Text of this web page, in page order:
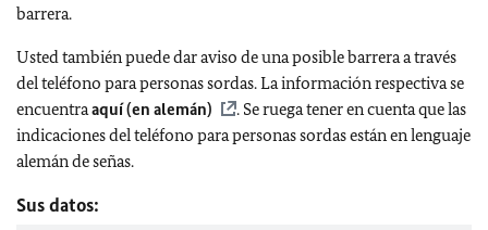
barrera.
Usted también puede dar aviso de una posible barrera a través
del teléfono para personas sordas. La información respectiva se
encuentraaquí (en alemán)
. Se ruega tener en cuenta que las
indicaciones del teléfono para personas sordas están en lenguaje
alemán de señas.
Sus datos: